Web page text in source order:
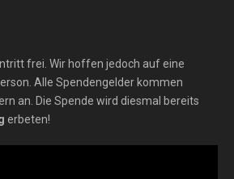
frei. Wir hoffen jedoch auf eine
Alle Spendengelder kommen
an. Die Spende wird diesmal bereits
erbeten!